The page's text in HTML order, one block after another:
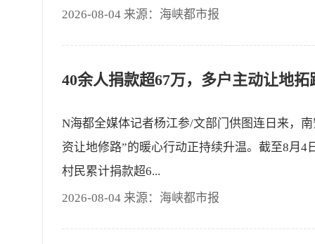
2026-08-04 来源：海峡都市报
N海都全媒体记者杨江参/文部门供图连日来，
资让地修路”的暖心行动正持续升温。截至8月4
村民累计捐款超6...
2026-08-04 来源：海峡都市报